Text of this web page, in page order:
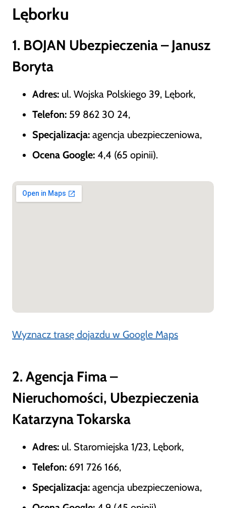
Lęborku
1. BOJAN Ubezpieczenia – Janusz
Boryta
Adres: ul. Wojska Polskiego 39, Lębork,
Telefon: 59 862 30 24,
Specjalizacja: agencja ubezpieczeniowa,
Ocena Google: 4,4 (65 opinii).
Wyznacz trasę dojazdu w Google Maps
2. Agencja Fima –
Nieruchomości, Ubezpieczenia
Katarzyna Tokarska
Adres: ul. Staromiejska 1/23, Lębork,
Telefon: 691 726 166,
Specjalizacja: agencja ubezpieczeniowa,